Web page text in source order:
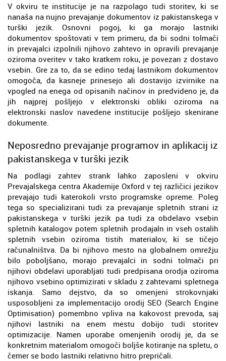
V okviru te institucije je na razpolago tudi storitev, ki se
nanaša na nujno prevajanje dokumentov iz pakistanskega v
turški jezik. Osnovni pogoj, ki ga morajo lastniki
dokumentov spoštovati v tem primeru, da bi sodni tolmači
in prevajalci izpolnili njihovo zahtevo in opravili prevajanje
oziroma overitev v tako kratkem roku, je povezan z dostavo
vsebin. Gre za to, da se edino tedaj lastnikom dokumentov
omogoča, da kasneje prinesejo ali dostavijo izvirnike na
vpogled na enega od opisanih načinov in predvideno je, da
jih najprej pošljejo v elektronski obliki oziroma na
elektronski naslov navedene institucije pošljejo skenirane
dokumente.
Neposredno prevajanje programov in aplikacij iz
pakistanskega v turški jezik
Na podlagi zahtev strank lahko zaposleni v okviru
Prevajalskega centra Akademije Oxford v tej različici jezikov
prevajajo tudi katerokoli vrsto programske opreme. Poleg
tega so specializirani tudi za prevajanje spletnih strani iz
pakistanskega v turški jezik pa tudi za obdelavo vsebin
spletnih katalogov potem spletnih prodajaln in vseh ostalih
spletnih vsebin oziroma tistih materialov, ki se tičejo
računalništva. Da bi njihovo mesto na globalnem omrežju
bilo poboljšano, morajo prevajalci in sodni tolmači pri
njihovi obdelavi uporabljati tudi predpisana orodja oziroma
njihovo vsebino optimizirati v skladu z zahtevami spletnega
iskanja. Samo dejstvo, da so omenjeni strokovnjaki
usposobljeni za implementacijo orodij SEO (Search Engine
Optimisation) pomembno vpliva na kakovost prevoda, saj
njihovi lastniki na enem mestu dobijo tudi storitev
optimizacije. Namen uporabe omenjenih orodij je, da se
konkretnim materialom omogoči boljše kotiranje na spletu, o
čemer se bodo lastniki relativno hitro prepričali.